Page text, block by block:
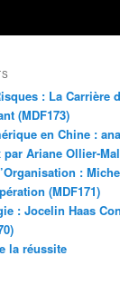
: La Carrière
(MDF173)
en Chine :
Ariane Ollier-
:
(MDF171)
: Jocelin Haas
la réussite